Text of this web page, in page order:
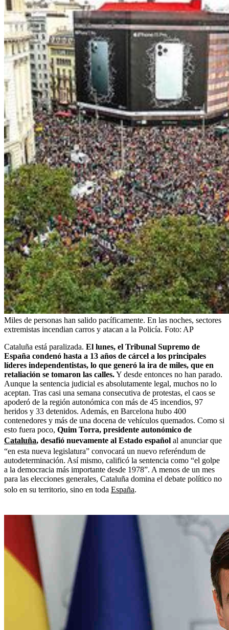
Miles de personas han salido pacíficamente. En las noches, sectores
extremistas incendian carros y atacan a la Policía. Foto: AP
Cataluña está paralizada. El lunes, el Tribunal Supremo de
España condenó hasta a 13 años de cárcel a los principales
líderes independentistas, lo que generó la ira de miles, que en
retaliación se tomaron las calles.Y desde entonces no han parado.
Aunque la sentencia judicial es absolutamente legal, muchos no lo
aceptan. Tras casi una semana consecutiva de protestas, el caos se
apoderó de la región autonómica con más de 45 incendios, 97
heridos y 33 detenidos. Además, en Barcelona hubo 400
contenedores y más de una docena de vehículos quemados. Como si
esto fuera poco, Quim Torra, presidente autonómico de
Cataluña, desafió nuevamente al Estado español al anunciar que
“en esta nueva legislatura” convocará un nuevo referéndum de
autodeterminación. Así mismo, calificó la sentencia como “el golpe
a la democracia más importante desde 1978”. A menos de un mes
para las elecciones generales, Cataluña domina el debate político no
solo en su territorio, sino en toda España.